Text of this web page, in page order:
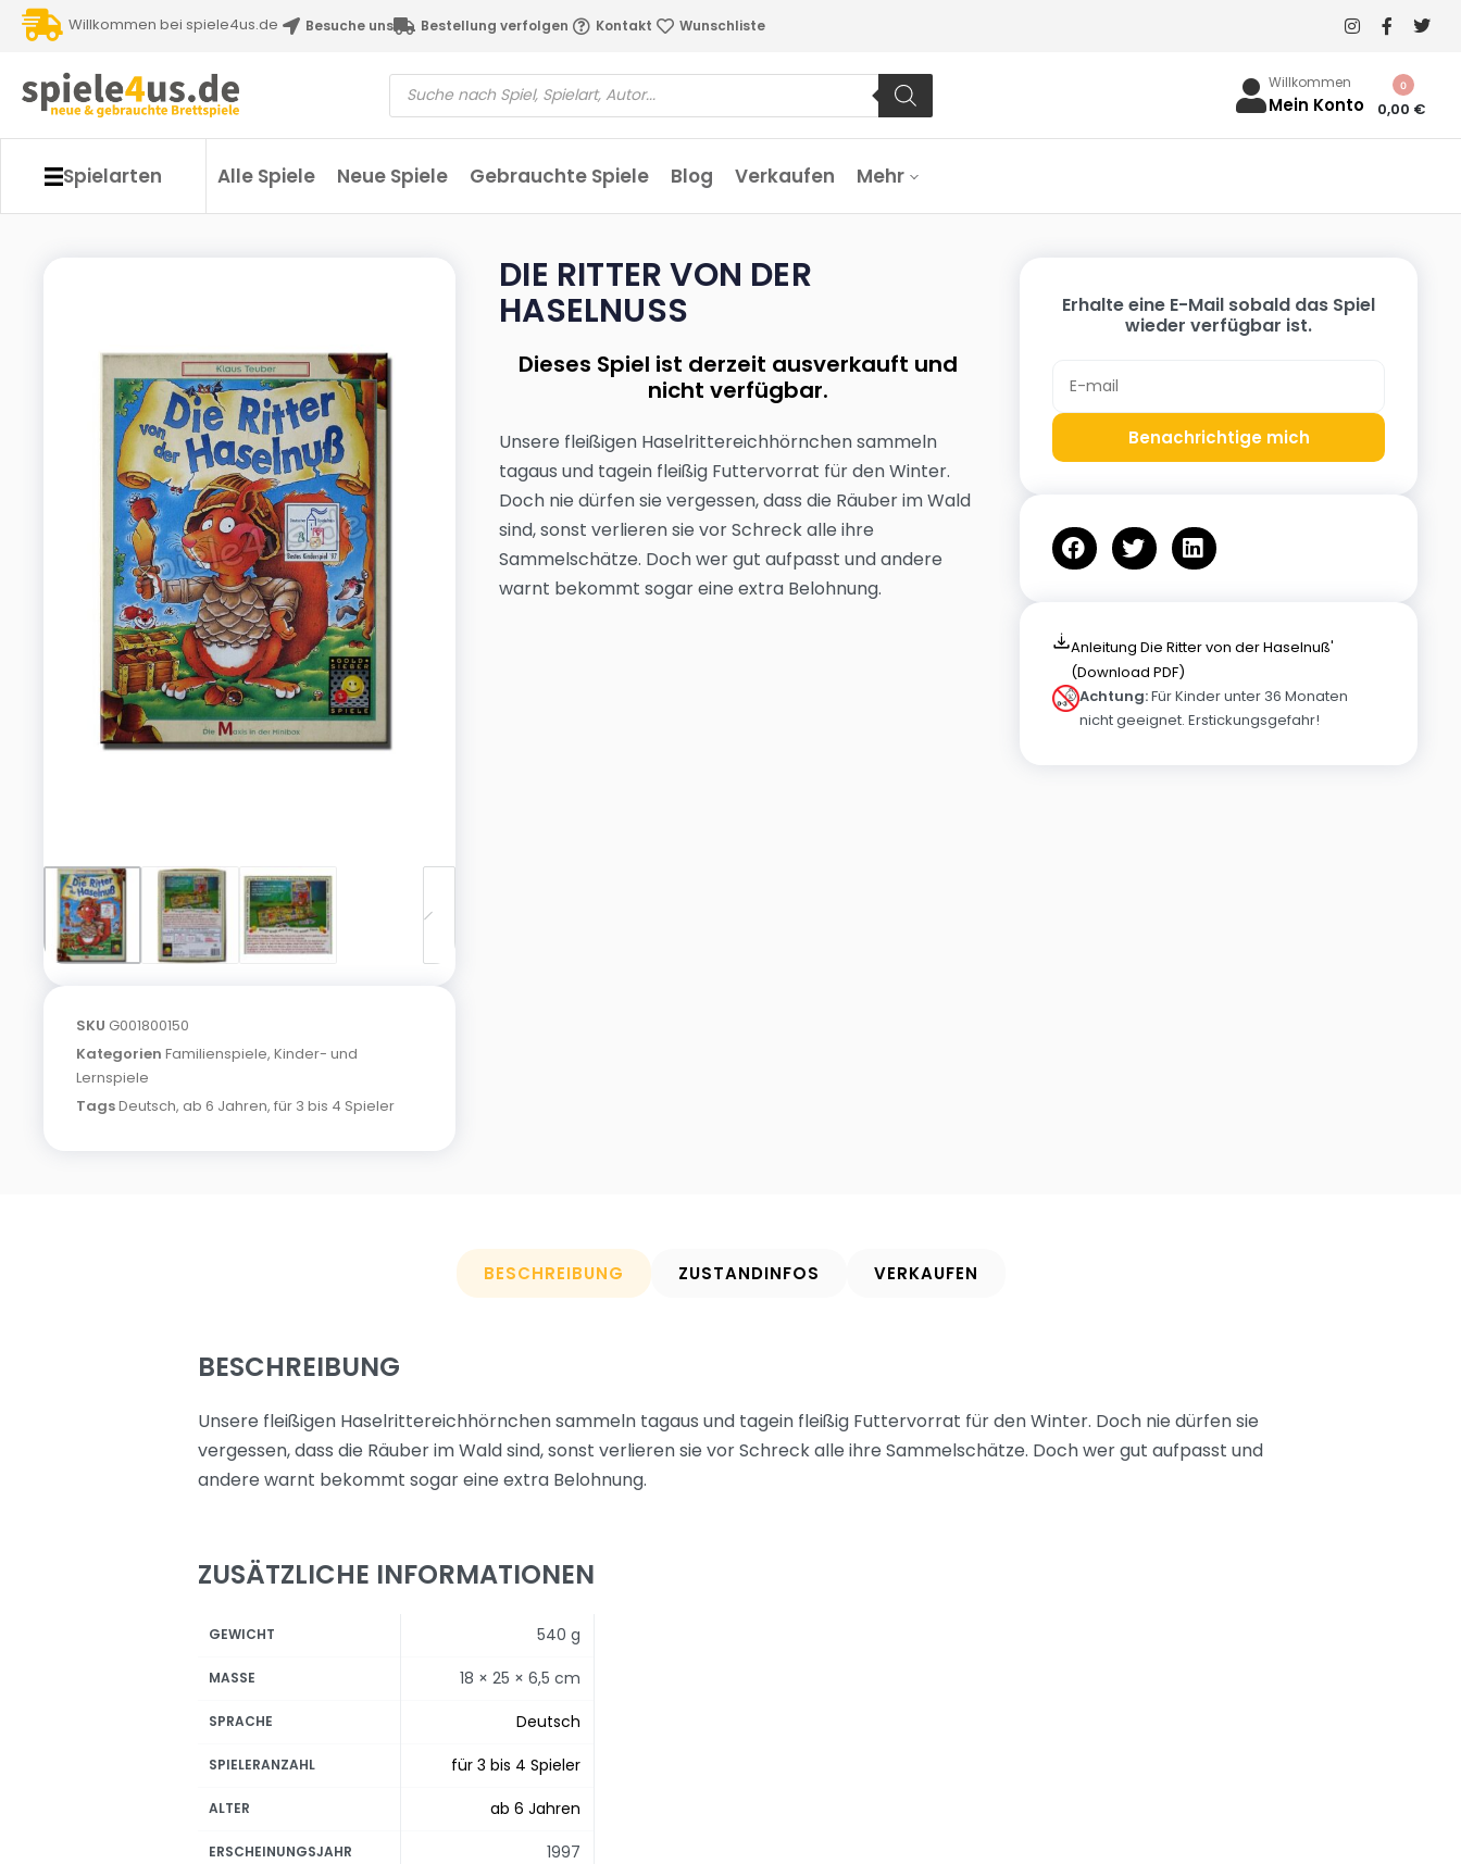
Willkommen bei spiele4us.de Besuche uns Bestellung verfolgen Kontakt Wunschliste
Willkommen
Mein Konto 0,00 €
0
Spielarten Alle Spiele Neue Spiele Gebrauchte Spiele Blog Verkaufen Mehr
SKU G001800150
Kategorien Familienspiele, Kinder- und
Lernspiele
TagsDeutsch, ab 6 Jahren, für 3 bis 4 Spieler
DIE RITTER VON DER
HASELNUSS
Dieses Spiel ist derzeit ausverkauft und
nicht verfügbar.
Unsere fleißigen Haselrittereichhörnchen sammeln
tagaus und tagein fleißig Futtervorrat für den Winter.
Doch nie dürfen sie vergessen, dass die Räuber im Wald
sind, sonst verlieren sie vor Schreck alle ihre
Sammelschätze. Doch wer gut aufpasst und andere
warnt bekommt sogar eine extra Belohnung.
Erhalte eine E-Mail sobald das Spiel
wieder verfügbar ist.
Benachrichtige mich
Anleitung Die Ritter von der Haselnuß'
(Download PDF)
Achtung:Für Kinder unter 36 Monaten
nicht geeignet. Erstickungsgefahr!
BESCHREIBUNG ZUSTANDINFOS VERKAUFEN
BESCHREIBUNG
Unsere fleißigen Haselrittereichhörnchen sammeln tagaus und tagein fleißig Futtervorrat für den Winter. Doch nie dürfen sie
vergessen, dass die Räuber im Wald sind, sonst verlieren sie vor Schreck alle ihre Sammelschätze. Doch wer gut aufpasst und
andere warnt bekommt sogar eine extra Belohnung.
ZUSÄTZLICHE INFORMATIONEN
GEWICHT 540 g
MASSE 18 × 25 × 6,5 cm
SPRACHE Deutsch
SPIELERANZAHL für 3 bis 4 Spieler
ALTER ab 6 Jahren
ERSCHEINUNGSJAHR 1997